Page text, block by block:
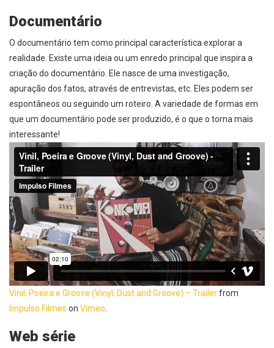
Documentário
O documentário tem como principal característica explorar a
realidade. Existe uma ideia ou um enredo principal que inspira a
criação do documentário. Ele nasce de uma investigação,
apuração dos fatos, através de entrevistas, etc. Eles podem ser
espontâneos ou seguindo um roteiro. A variedade de formas em
que um documentário pode ser produzido, é o que o torna mais
interessante!
Vinil, Poeira e Groove (Vinyl, Dust and Groove) – Trailerfrom
Impulso Filmes on Vimeo.
Web série